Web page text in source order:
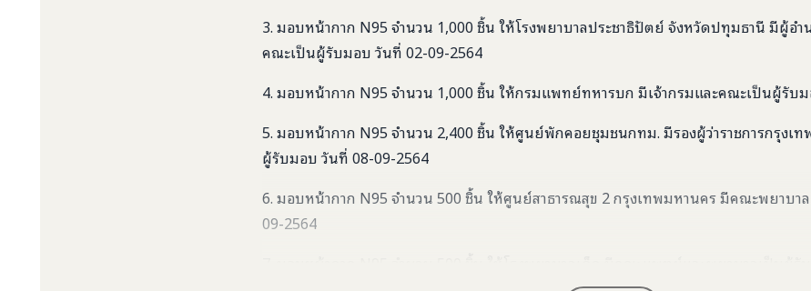
3. มอบหน้ากาก N95 จำนวน 1,000 ชิ้น ให้โรงพยาบาลประชาธิปัตย์ จังหวัดปทุมธานี มีผู้อำ
คณะเป็นผู้รับมอบ วันที่ 02-09-2564
4. มอบหน้ากาก N95 จำนวน 1,000 ชิ้น ให้กรมแพทย์ทหารบก มีเจ้ากรมและคณะเป็นผู้รับ
5. มอบหน้ากาก N95 จำนวน 2,400 ชิ้น ให้ศูนย์พักคอยชุมชนกทม. มีรองผู้ว่าราชการกรุงเ
ผู้รับมอบ วันที่ 08-09-2564
6. มอบหน้ากาก N95 จำนวน 500 ชิ้น ให้ศูนย์สาธารณสุข 2 กรุงเทพมหานคร มีคณะพยาบ
09-2564